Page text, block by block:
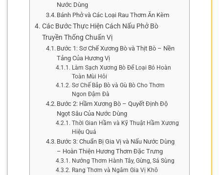
Nước Dùng
Bánh Phở và Các Loại Rau Thơm Ăn Kèm
Các Bước Thực Hiện Cách Nấu Phở Bò
Truyền Thống Chuẩn Vị
Bước 1: Sơ Chế Xương Bò và Thịt Bò – Nền
Tảng Của Hương Vị
Làm Sạch Xương Bò Để Loại Bỏ Hoàn
Toàn Mùi Hôi
Sơ Chế Bắp Bò và Gù Bò Cho Thơm
Ngon Đậm Đà
Bước 2: Hầm Xương Bò – Quyết Định Độ
Ngọt Sâu Của Nước Dùng
Thời Gian Hầm và Kỹ Thuật Hầm Xương
Hiệu Quả
Bước 3: Chuẩn Bị Gia Vị và Nấu Nước Dùng
– Hoàn Thiện Hương Thơm Đặc Trưng
Nướng Thơm Hành Tây, Gừng, Sá Sùng
Rang Thơm và Ngâm Gia Vị Khô